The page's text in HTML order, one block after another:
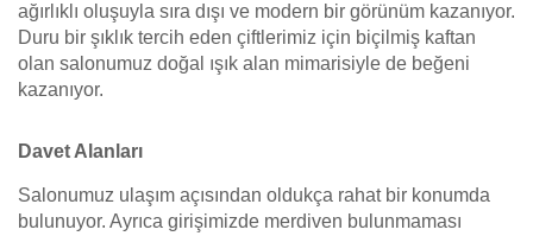
ağırlıklı oluşuyla sıra dışı ve modern bir görünüm kazanıyor.
Duru bir şıklık tercih eden çiftlerimiz için biçilmiş kaftan
olan salonumuz doğal ışık alan mimarisiyle de beğeni
kazanıyor.
Davet Alanları
Salonumuz ulaşım açısından oldukça rahat bir konumda
bulunuyor. Ayrıca girişimizde merdiven bulunmaması